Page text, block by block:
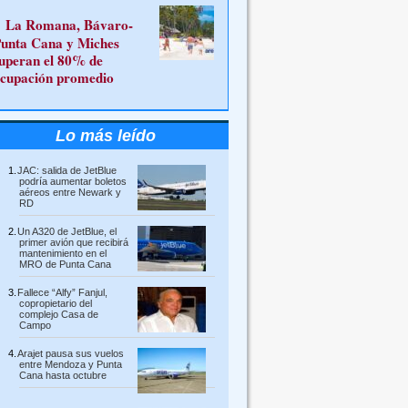
La Romana, Bávaro-
Cana y Miches
el 80% de
promedio
Lo más leído
JAC: salida de JetBlue
podría aumentar boletos
aéreos entre Newark y
RD
Un A320 de JetBlue, el
primer avión que recibirá
mantenimiento en el
MRO de Punta Cana
Fallece “Alfy” Fanjul,
copropietario del
complejo Casa de
Campo
Arajet pausa sus vuelos
entre Mendoza y Punta
Cana hasta octubre